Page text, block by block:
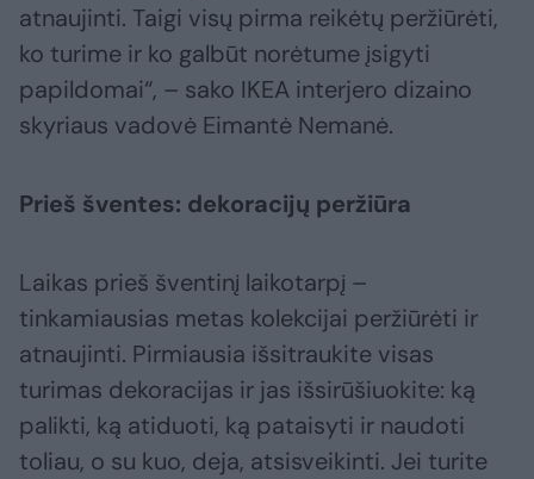
atnaujinti. Taigi visų pirma reikėtų peržiūrėti,
ko turime ir ko galbūt norėtume įsigyti
papildomai“, – sako IKEA interjero dizaino
skyriaus vadovė Eimantė Nemanė.
Prieš šventes: dekoracijų peržiūra
Laikas prieš šventinį laikotarpį –
tinkamiausias metas kolekcijai peržiūrėti ir
atnaujinti. Pirmiausia išsitraukite visas
turimas dekoracijas ir jas išsirūšiuokite: ką
palikti, ką atiduoti, ką pataisyti ir naudoti
toliau, o su kuo, deja, atsisveikinti. Jei turite